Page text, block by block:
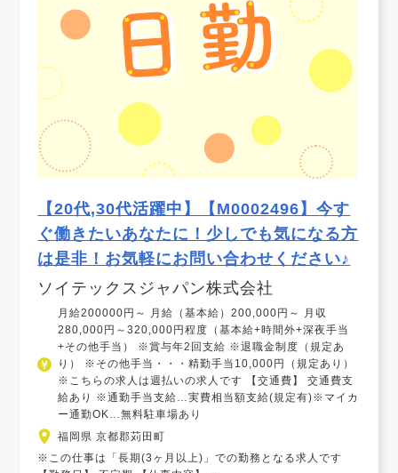
【20代,30代活躍中】【M0002496】今す
ぐ働きたいあなたに！少しでも気になる方
は是非！お気軽にお問い合わせください♪
ソイテックスジャパン株式会社
月給200000円～ 月給（基本給）200,000円～ 月収
280,000円～320,000円程度（基本給+時間外+深夜手当
+その他手当） ※賞与年2回支給 ※退職金制度（規定あ
り） ※その他手当・・・精勤手当10,000円（規定あり）
※こちらの求人は週払いの求人です 【交通費】 交通費支
給あり ※通勤手当支給…実費相当額支給(規定有)※マイカ
ー通勤OK…無料駐車場あり
福岡県 京都郡苅田町
※この仕事は「長期(3ヶ月以上)」での勤務となる求人です